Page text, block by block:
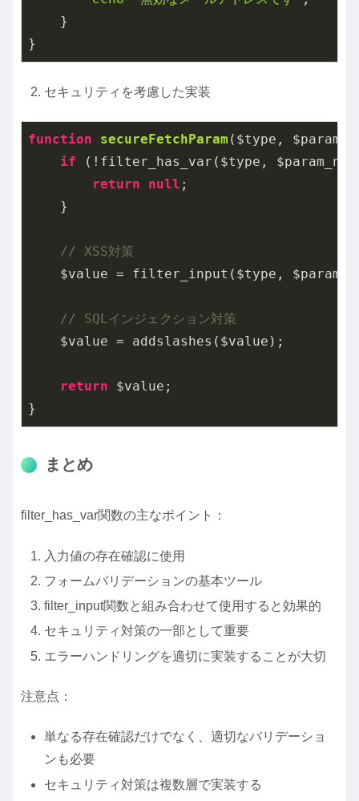
    }
}
セキュリティを考慮した実装
function secureFetchParam ($type,
if (!filter_has_var($type,
return
null ;
    }
// XSS対策
$value = filter_input($type,
// SQLインジェクション対策
    $value = addslashes($value);
return $value;
}
まとめ
filter_has_var関数の主なポイント：
入力値の存在確認に使用
フォームバリデーションの基本ツール
filter_input関数と組み合わせて使用すると効果的
セキュリティ対策の一部として重要
エラーハンドリングを適切に実装することが大切
注意点：
単なる存在確認だけでなく、適切なバリデーショ
ンも必要
セキュリティ対策は複数層で実装する